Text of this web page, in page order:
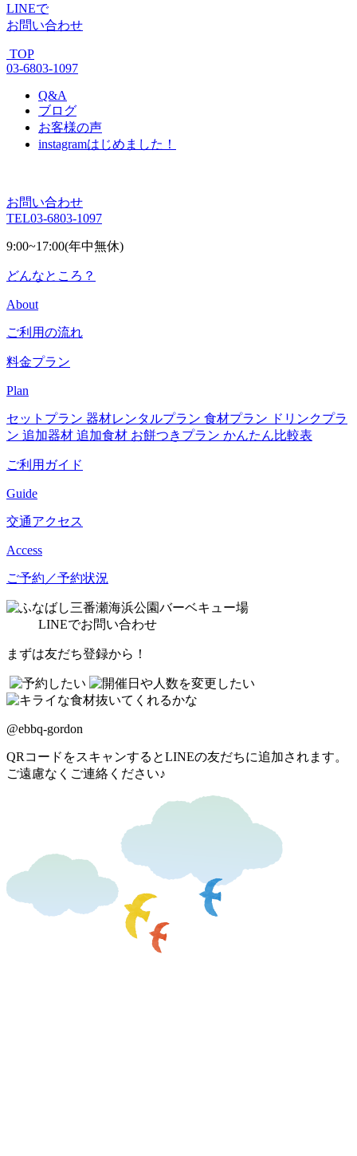
LINEで
お問い合わせ
TOP
03-6803-1097
Q&A
ブログ
お客様の声
instagramはじめました！
お問い合わせ
TEL03-6803-1097
9:00~17:00(年中無休)
どんなところ？
About
ご利用の流れ
料金プラン
Plan
セットプラン 器材レンタルプラン 食材プラン ドリンクプラ
ン 追加器材 追加食材 お餅つきプラン かんたん比較表
ご利用ガイド
Guide
交通アクセス
Access
ご予約／予約状況
LINEでお問い合わせ
まずは友だち登録から！
@ebbq-gordon
QRコードをスキャンするとLINEの友だちに追加されます。
ご遠慮なくご連絡ください♪